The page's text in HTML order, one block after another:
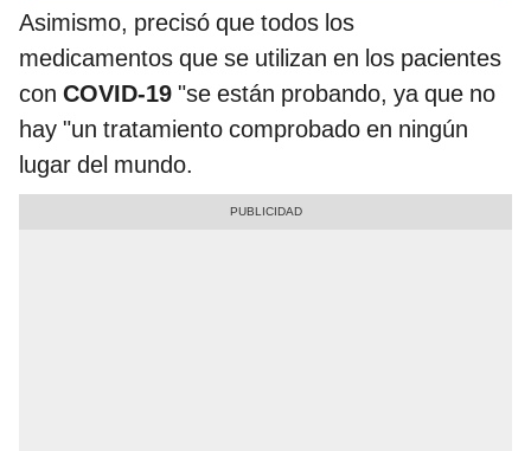
Asimismo, precisó que todos los
medicamentos que se utilizan en los pacientes
con COVID-19 "se están probando, ya que no
hay "un tratamiento comprobado en ningún
lugar del mundo.